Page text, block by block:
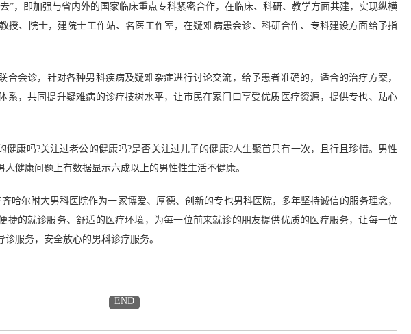
”，即加强与省内外的国家临床重点专科紧密合作，在临床、科研、教学方面共建，实现纵横
授、院士，建院士工作站、名医工作室，在疑难病患会诊、科研合作、专科建设方面给予指
合会诊，针对各种男科疾病及疑难杂症进行讨论交流，给予患者准确的，适合的治疗方案，
系，共同提升疑难病的诊疗技树水平，让市民在家门口享受优质医疗资源，提供专也、贴心
康吗?关注过老公的健康吗?是否关注过儿子的健康?人生聚首只有一次，且行且珍惜。男性
健康问题上有数据显示六成以上的男性性生活不健康。
哈尔附大男科医院作为一家博爱、厚德、创新的专也男科医院，多年坚持诚信的服务理念，
捷的就诊服务、舒适的医疗环境，为每一位前来就诊的朋友提供优质的医疗服务，让每一位
服务，安全放心的男科诊疗服务。
END